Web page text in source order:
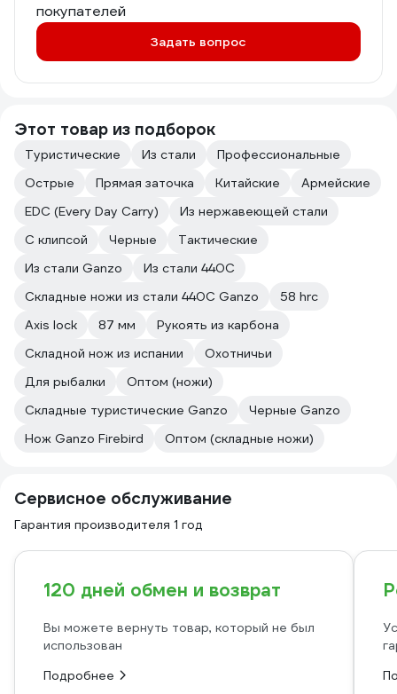
покупателей
Задать вопрос
Этот товар из подборок
Туристические Из стали
Профессиональные
Острые
Прямая заточка Китайские
Армейские
EDC (Every Day Carry)
Из нержавеющей стали
C клипсой
Черные
Тактические
Из стали Ganzo
Из стали 440С
Складные ножи из стали 440С Ganzo
58 hrc
Axis lock
87 мм
Рукоять из карбона
Складной нож из испании
Охотничьи
Для рыбалки
Оптом (ножи)
Складные туристические Ganzo
Черные Ganzo
Нож Ganzo Firebird
Оптом (складные ножи)
Сервисное обслуживание
Гарантия производителя 1 год
120 дней обмен и возврат
Вы можете вернуть товар, который не был
использован
Подробнее